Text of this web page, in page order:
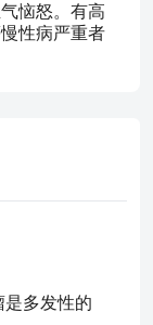
恼怒。有高
性病严重者
多发性的